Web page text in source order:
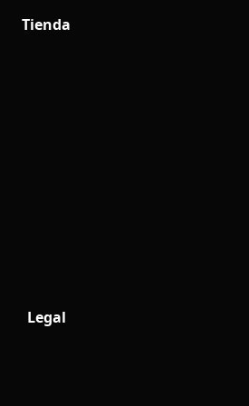
Tienda
Legal